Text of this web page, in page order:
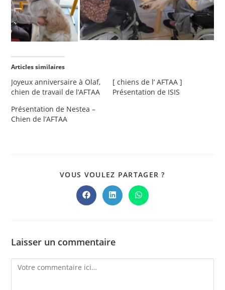
Articles similaires
Joyeux anniversaire à Olaf,
chien de travail de l’AFTAA
[ chiens de l’ AFTAA ]
Présentation de ISIS
Présentation de Nestea –
Chien de l’AFTAA
VOUS VOULEZ PARTAGER ?
Ouvrir
dans
Ouvrir
dans
Ouvrir
dans
Laisser un commentaire
Comment